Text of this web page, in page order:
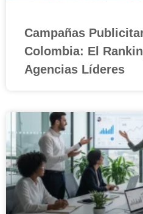
Campañas
Colombia: El
Agencias Líderes